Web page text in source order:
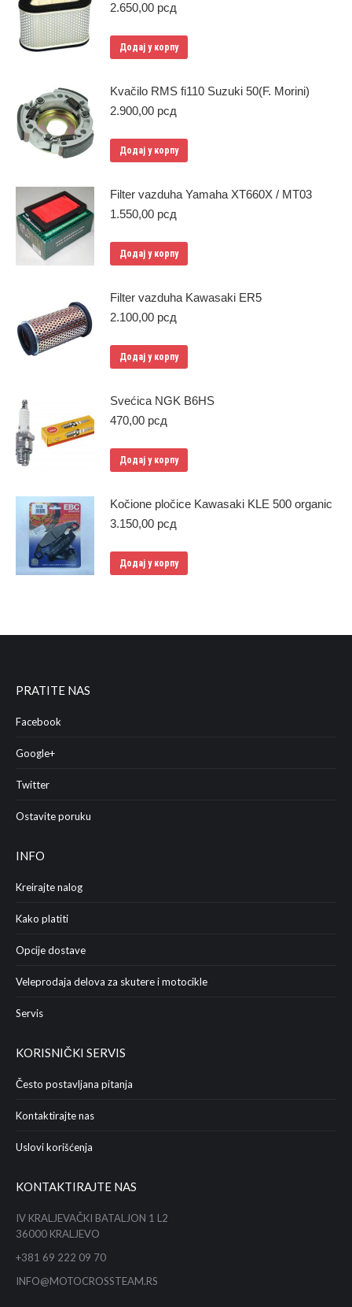
2.650,00 рсд
Додај у корпу
Kvačilo RMS fi110 Suzuki 50(F. Morini)
2.900,00 рсд
Додај у корпу
Filter vazduha Yamaha XT660X / MT03
1.550,00 рсд
Додај у корпу
Filter vazduha Kawasaki ER5
2.100,00 рсд
Додај у корпу
Svećica NGK B6HS
470,00 рсд
Додај у корпу
Kočione pločice Kawasaki KLE 500 organic
3.150,00 рсд
Додај у корпу
PRATITE NAS
Facebook
Google+
Twitter
Ostavite poruku
INFO
Kreirajte nalog
Kako platiti
Opcije dostave
Veleprodaja delova za skutere i motocikle
Servis
KORISNIČKI SERVIS
Često postavljana pitanja
Kontaktirajte nas
Uslovi korišćenja
KONTAKTIRAJTE NAS
IV KRALJEVAČKI BATALJON 1 L2
36000 KRALJEVO
+381 69 222 09 70
INFO@MOTOCROSSTEAM.RS